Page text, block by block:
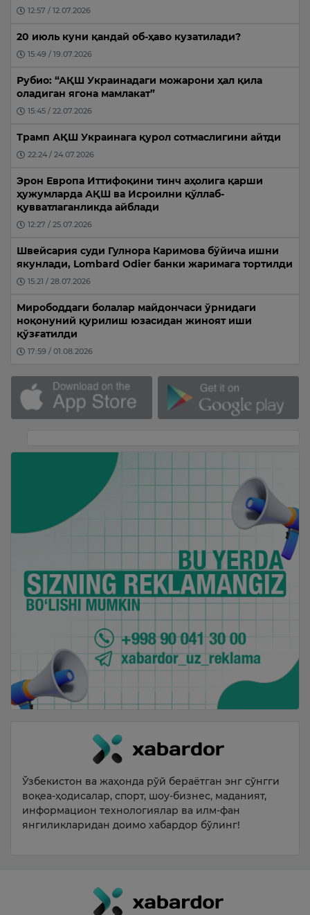
12:57 / 12.07.2026
20 июль куни қандай об-ҳаво кузатилади?
15:49 / 19.07.2026
Рубио: “АҚШ Украинадаги можарони ҳал қила
оладиган ягона мамлакат”
15:45 / 22.07.2026
Трамп АҚШ Украинага қурол сотмаслигини айтди
22:24 / 24.07.2026
Эрон Европа Иттифоқини тинч аҳолига қарши
ҳужумларда АҚШ ва Исроилни қўллаб-
қувватлаганликда айблади
12:27 / 25.07.2026
Швейсария суди Гулнора Каримова бўйича ишни
якунлади, Lombard Odier банки жаримага тортилди
15:21 / 28.07.2026
Мирободдаги болалар майдончаси ўрнидаги
ноқонуний қурилиш юзасидан жиноят иши
қўзғатилди
17:59 / 01.08.2026
Ўзбекистон ва жаҳонда рўй бераётган энг сўнгги
воқеа-ҳодисалар, спорт, шоу-бизнес, маданият,
информацион технологиялар ва илм-фан
янгиликларидан доимо хабардор бўлинг!